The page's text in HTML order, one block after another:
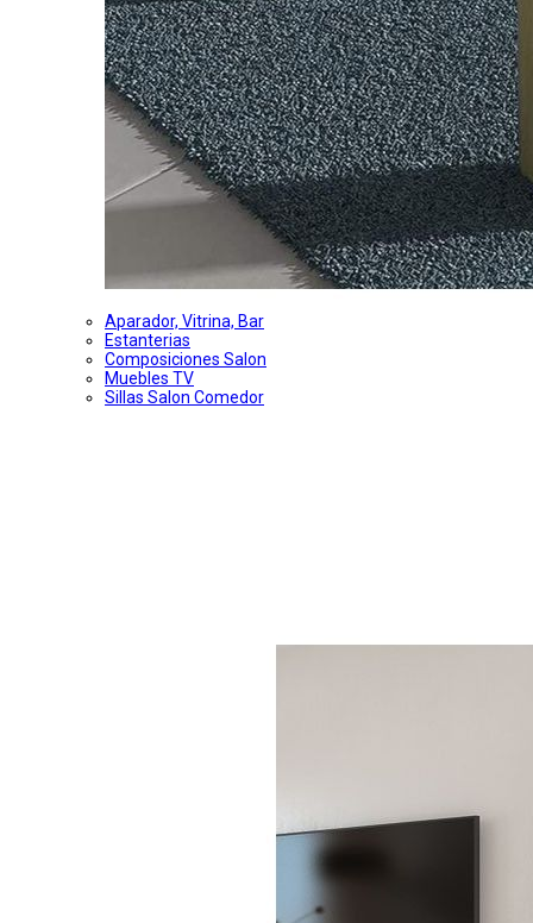
Aparador, Vitrina, Bar
Estanterias
Composiciones Salon
Muebles TV
Sillas Salon Comedor